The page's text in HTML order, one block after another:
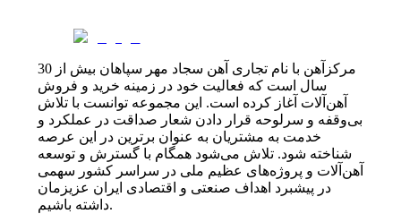
مرکزآهن با نام تجاری آهن سجاد مهر سپاهان بیش از 30
سال است که فعالیت خود در زمینه خرید و فروش
آهن‌آلات آغاز کرده است. این مجموعه توانست با تلاش
بی‌وقفه و سرلوحه قرار دادن شعار صداقت در عملکرد و
خدمت به مشتریان به عنوان برترین در این عرصه
شناخته شود. تلاش می‌شود همگام با گسترش و توسعه
آهن‌آلات و پروژه‌های عظیم ملی در سراسر کشور سهمی
در پیشبرد اهداف صنعتی و اقتصادی ایران عزیزمان
داشته باشیم.